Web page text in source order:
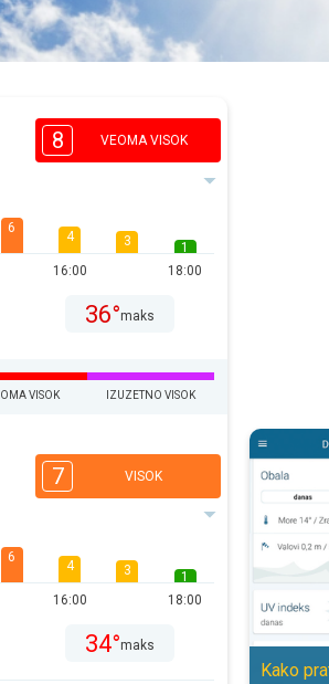
8 VEOMA VISOK
6
4
16:00
3
1
18:00
36°maks
VISOK IZUZETNO VISOK
7 VISOK
6
4
16:00
3
1
18:00
34°maks
UV
Kako